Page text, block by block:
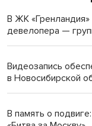
В ЖК «Гренландия»
девелопера —
Видеозапись
в Новосибирской
В память о